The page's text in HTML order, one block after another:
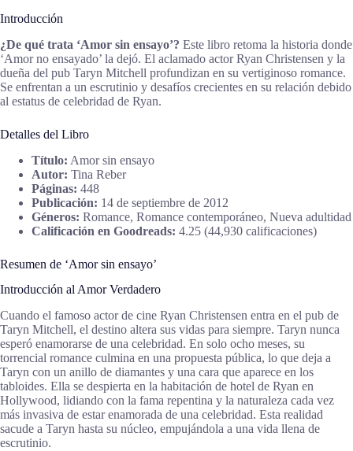
Introducción
¿De qué trata ‘Amor sin ensayo’? Este libro retoma la historia donde
‘Amor no ensayado’ la dejó. El aclamado actor Ryan Christensen y la
dueña del pub Taryn Mitchell profundizan en su vertiginoso romance.
Se enfrentan a un escrutinio y desafíos crecientes en su relación debido
al estatus de celebridad de Ryan.
Detalles del Libro
Título: Amor sin ensayo
Autor: Tina Reber
Páginas: 448
Publicación: 14 de septiembre de 2012
Géneros: Romance, Romance contemporáneo, Nueva adultidad
Calificación en Goodreads: 4.25 (44,930 calificaciones)
Resumen de ‘Amor sin ensayo’
Introducción al Amor Verdadero
Cuando el famoso actor de cine Ryan Christensen entra en el pub de
Taryn Mitchell, el destino altera sus vidas para siempre. Taryn nunca
esperó enamorarse de una celebridad. En solo ocho meses, su
torrencial romance culmina en una propuesta pública, lo que deja a
Taryn con un anillo de diamantes y una cara que aparece en los
tabloides. Ella se despierta en la habitación de hotel de Ryan en
Hollywood, lidiando con la fama repentina y la naturaleza cada vez
más invasiva de estar enamorada de una celebridad. Esta realidad
sacude a Taryn hasta su núcleo, empujándola a una vida llena de
escrutinio.